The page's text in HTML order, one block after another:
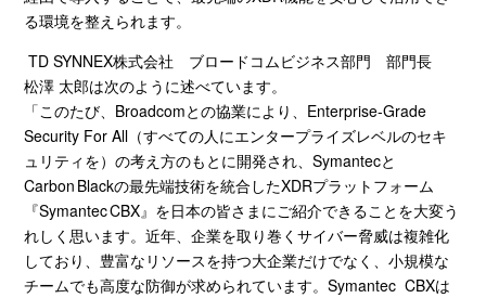
る環境を整えられます。
TD SYNNEX株式会社 ブロードコムビジネス部門 部門長
松澤 太郎は次のように述べています。
「このたび、 Broadcomとの協業により、 Enterprise-Grade
Security For All （すべての人にエンタープライズレベルのセキ
ュリティを）の考え方のもとに開発され、Symantecと
Carbon Blackの最先端技術を統合したXDRプラットフォーム
『SymantecCBX』を日本の皆さまにご紹介できることを大変う
れしく思います。近年、企業を取り巻くサイバー脅威は複雑化
しており、豊富なリソースを持つ大企業だけでなく、小規模な
チームでも高度な防御が求められています。Symantec CBXは